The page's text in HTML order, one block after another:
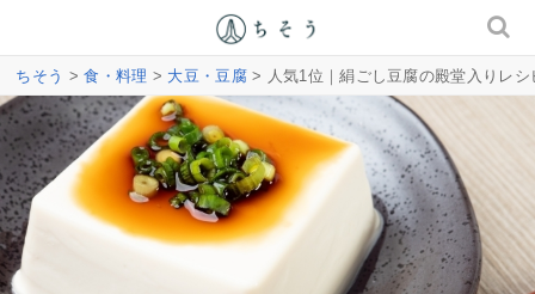
ちそう >食・料理 > 大豆・豆腐> 人気1位｜絹ごし豆腐の殿堂入りレ